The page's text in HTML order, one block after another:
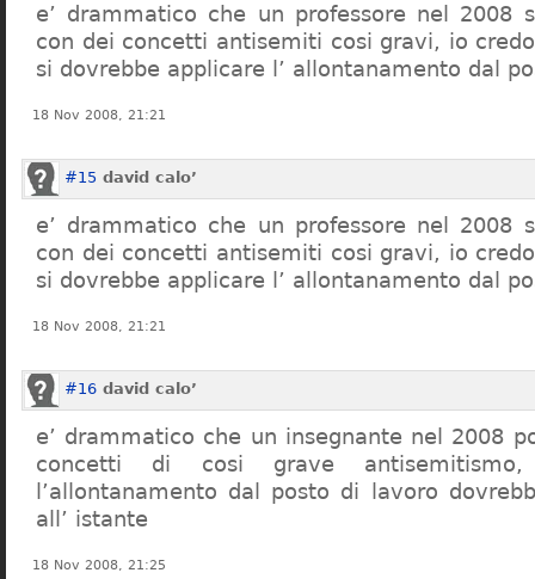
e’ drammatico che un professore nel 2008
con dei concetti antisemiti cosi gravi, io
si dovrebbe applicare l’ allontanamento dal
18 Nov 2008, 21:21
#15 david calo’
e’ drammatico che un professore nel 2008
con dei concetti antisemiti cosi gravi, io
si dovrebbe applicare l’ allontanamento dal
18 Nov 2008, 21:21
#16 david calo’
e’ drammatico che un insegnante nel 2008
concetti di cosi grave
l’allontanamento dal posto di lavoro
all’ istante
18 Nov 2008, 21:25